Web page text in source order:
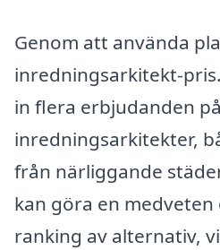
Genom att använda
inredningsarkitekt-
in flera erbjudanden på
inredningsarkitekter,
från närliggande
kan göra en
ranking av alternativ,